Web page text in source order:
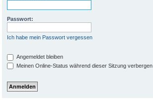
Passwort:
Ich habe mein Passwort vergessen
Angemeldet bleiben
Meinen Online-Status während dieser Sitzung verbergen